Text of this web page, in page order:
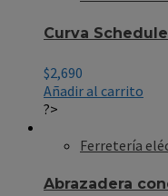
Curva Schedule
$2,690
Añadir al carrito
?>
Ferretería
Abrazadera